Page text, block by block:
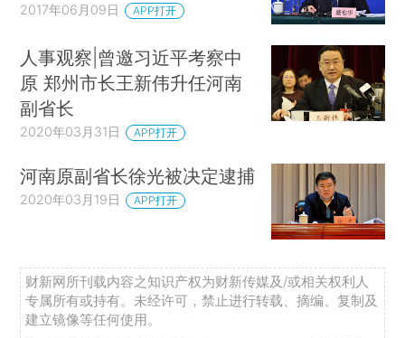
2017年06月09日 APP打开
人事观察|曾邀习近平考察中
原 郑州市长王新伟升任河南
副省长
2020年03月31日 APP打开
河南原副省长徐光被决定逮捕
2020年03月19日 APP打开
财新网所刊载内容之知识产权为财新传媒及/或相关权利人
专属所有或持有。未经许可，禁止进行转载、摘编、复制及
建立镜像等任何使用。